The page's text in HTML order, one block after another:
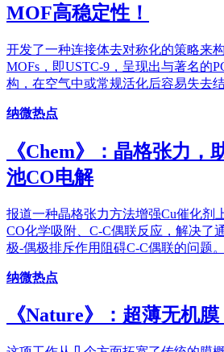
MOF高稳定性！
开发了一种连接体去对称化的策略来
MOFs，即USTC-9，呈现出与著名的
构，在空气中或常规活化后容易失去结
纳微热点
《Chem》：晶格张力，
池CO电解
报道一种晶格张力方法增强Cu催化剂
CO化学吸附、C-C偶联反应，解决了
极-偶极排斥作用阻碍C-C偶联的问题。
纳微热点
《Nature》：超薄无机